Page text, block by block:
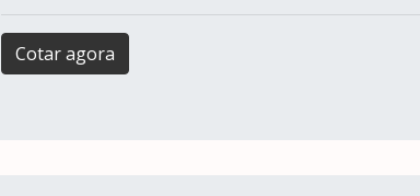
Cotar agora